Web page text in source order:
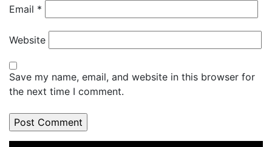
Email *
Website
Save my name, email, and website in this browser for
the next time I comment.